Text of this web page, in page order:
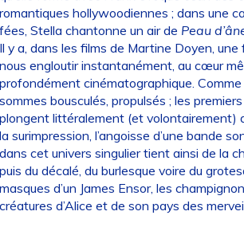
hollywoodiennes ; dans une
Stella chantonne un air de Peau
y a, dans les films de Martine Doyen, une
engloutir instantanément, au cœur
cinématographique. Comme
bousculés, propulsés ; les
littéralement (et volontairement)
surimpression, l’angoisse d’une bande
cet univers singulier tient ainsi de la
du décalé, du burlesque voire du
d’un James Ensor, les
d’Alice et de son pays des